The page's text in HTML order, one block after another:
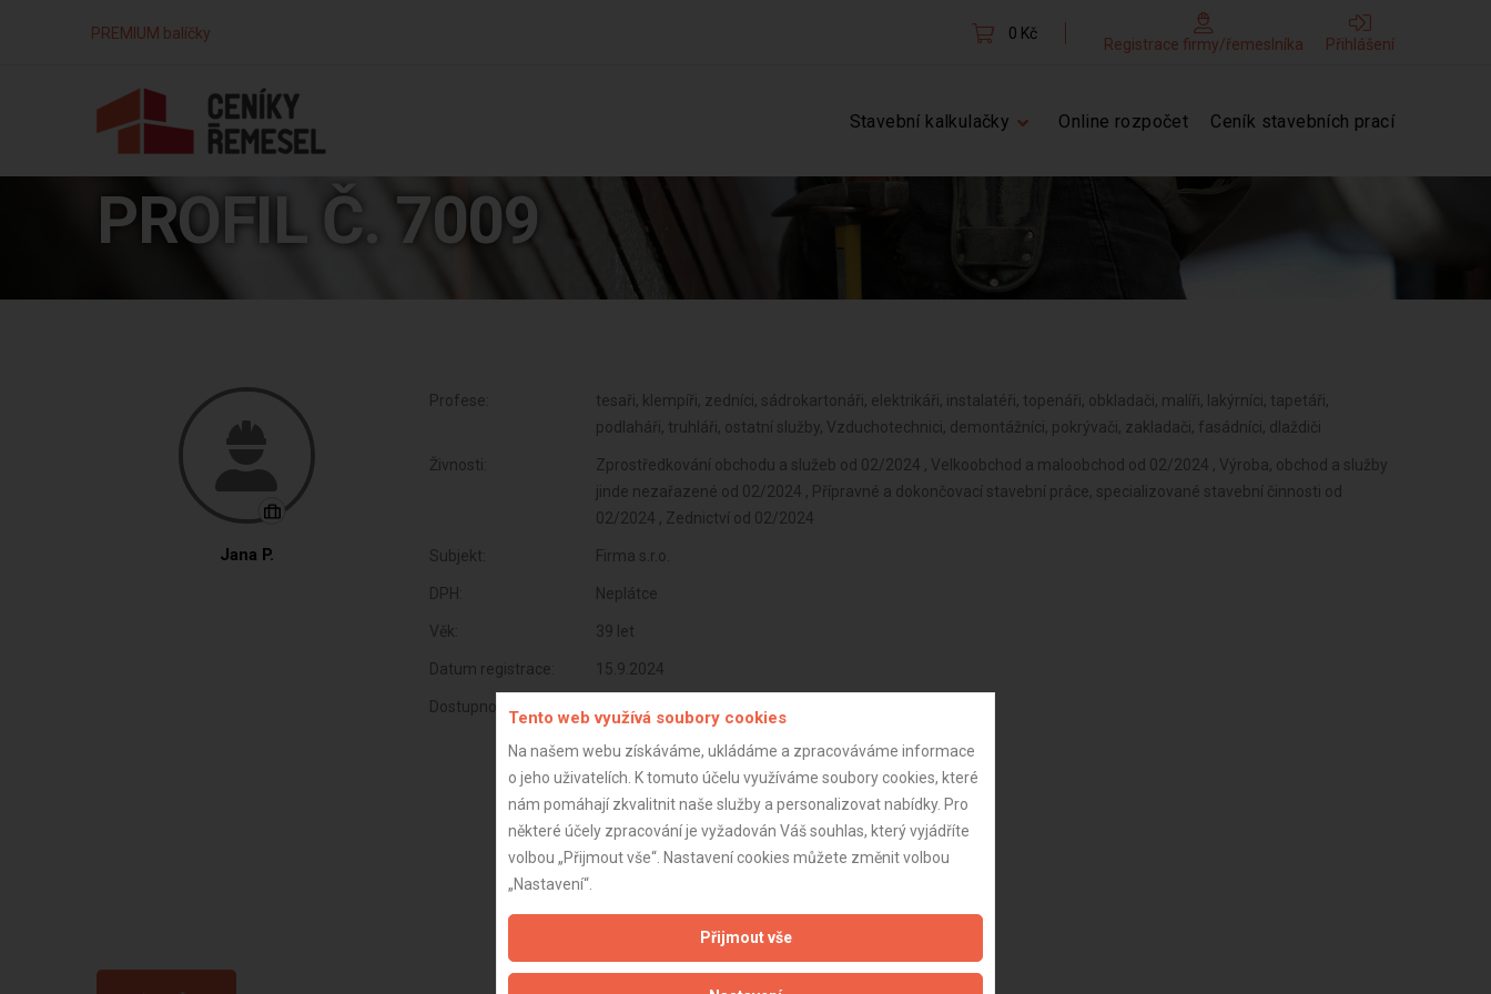
PREMIUM balíčky 0 Kč
Registrace firmy/řemeslníka Přihlášení
Stavební kalkulačky Online rozpočet Ceník stavebních prací
PROFIL Č. 7009
Jana P.
Profese:
tesaři, klempíři, zedníci, sádrokartonáři, elektrikáři, instalatéři, topenáři, obkladači, malíři, lakýrníci, tapetáři,
podlaháři, truhláři, ostatní služby, Vzduchotechnici, demontážníci, pokrývači, zakladači, fasádníci, dlaždiči
Živnosti:
Zprostředkování obchodu a služeb od 02/2024 , Velkoobchod a maloobchod od 02/2024 , Výroba, obchod a služby
jinde nezařazené od 02/2024 , Přípravné a dokončovací stavební práce, specializované stavební činnosti od
02/2024 , Zednictví od 02/2024
Subjekt: Firma s.r.o.
DPH: Neplátce
Věk: 39 let
Datum registrace: 15.9.2024
Dostupnost:
Tento web využívá soubory cookies
Na našem webu získáváme, ukládáme a zpracováváme informace
o jeho uživatelích. K tomuto účelu využíváme soubory cookies, které
nám pomáhají zkvalitnit naše služby a personalizovat nabídky. Pro
některé účely zpracování je vyžadován Váš souhlas, který vyjádříte
volbou „Přijmout vše“. Nastavení cookies můžete změnit volbou
„Nastavení“.
Přijmout vše